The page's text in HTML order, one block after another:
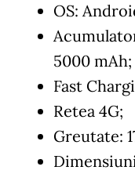
OS:
5000 mAh;
Fast
Retea 4G;
Greutate: